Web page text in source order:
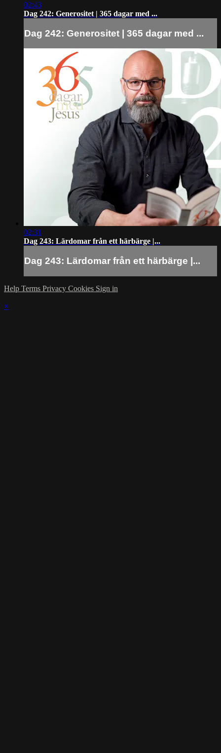
02:43
Dag 242: Generositet | 365 dagar med ...
Dag 242: Generositet | 365 dagar med ...
02:31
Dag 243: Lärdomar från ett härbärge |...
Dag 243: Lärdomar från ett härbärge |...
Help Terms Privacy Cookies Sign in
×